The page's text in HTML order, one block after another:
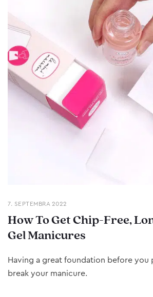
7. SEPTEMBRA 2022
How To Get Chip-Free,
Gel Manicures
Having a great foundation before you
break your manicure.